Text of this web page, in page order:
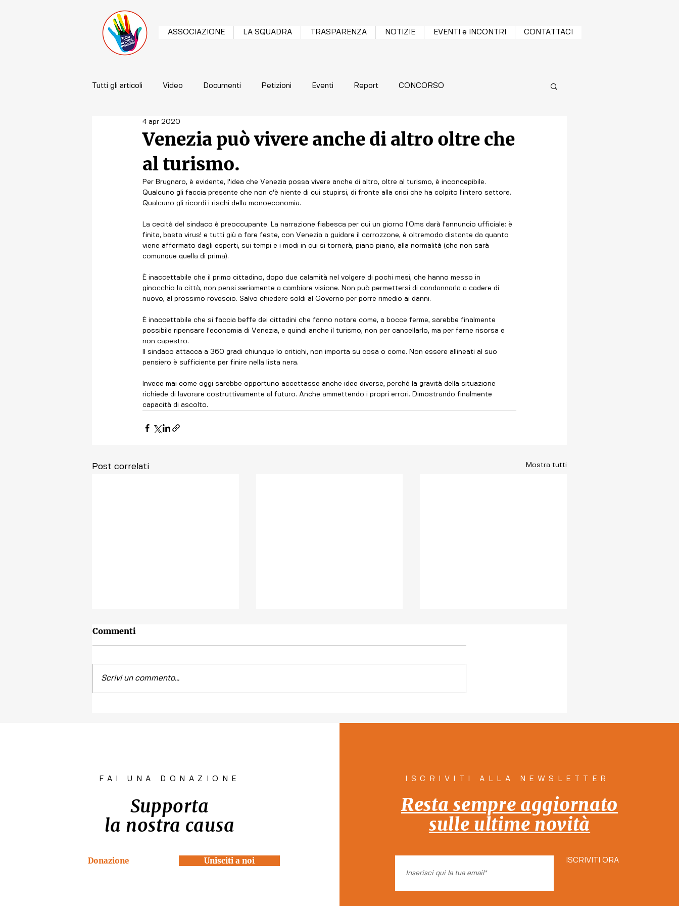
ASSOCIAZIONE LA SQUADRA TRASPARENZA NOTIZIE EVENTI e INCONTRI CONTATTACI
Tutti gli articoli Video Documenti Petizioni Eventi Report CONCORSO
Venezia può vivere anche di altro oltre che
al turismo.
4 apr 2020
Per Brugnaro, è evidente, l'idea che Venezia possa vivere anche di altro, oltre al turismo, è inconcepibile.
Qualcuno gli faccia presente che non c'è niente di cui stupirsi, di fronte alla crisi che ha colpito l'intero settore.
Qualcuno gli ricordi i rischi della monoeconomia.
La cecità del sindaco è preoccupante. La narrazione fiabesca per cui un giorno l'Oms darà l'annuncio ufficiale: è
finita, basta virus! e tutti giù a fare feste, con Venezia a guidare il carrozzone, è oltremodo distante da quanto
viene affermato dagli esperti, sui tempi e i modi in cui si tornerà, piano piano, alla normalità (che non sarà
comunque quella di prima).
È inaccettabile che il primo cittadino, dopo due calamità nel volgere di pochi mesi, che hanno messo in
ginocchio la città, non pensi seriamente a cambiare visione. Non può permettersi di condannarla a cadere di
nuovo, al prossimo rovescio. Salvo chiedere soldi al Governo per porre rimedio ai danni.
È inaccettabile che si faccia beffe dei cittadini che fanno notare come, a bocce ferme, sarebbe finalmente
possibile ripensare l'economia di Venezia, e quindi anche il turismo, non per cancellarlo, ma per farne risorsa e
non capestro.
Il sindaco attacca a 360 gradi chiunque lo critichi, non importa su cosa o come. Non essere allineati al suo
pensiero è sufficiente per finire nella lista nera.
Invece mai come oggi sarebbe opportuno accettasse anche idee diverse, perché la gravità della situazione
richiede di lavorare costruttivamente al futuro. Anche ammettendo i propri errori. Dimostrando finalmente
capacità di ascolto.
Post correlati Mostra tutti
diritto all'abitare a
persone: insieme!" 12
Commenti
Scrivi un commento...
FAI UNA DONAZIONE
Supporta
la nostra causa
Donazione Unisciti a noi
ISCRIVITI ALLA NEWSLETTER
Resta sempre aggiornato
sulle ultime novità
ISCRIVITI ORA